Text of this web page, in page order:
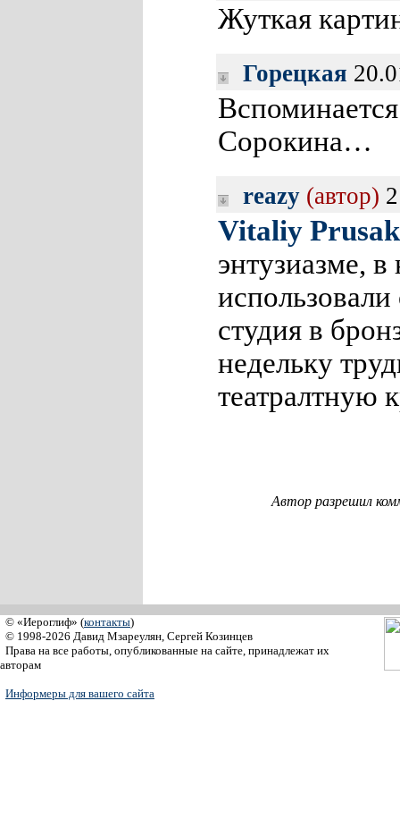
Жуткая
Горецкая
Сорокина…
reazy (автор)
Vitaliy
энтузиазме,
студия в
недельку
театралтную
Автор разрешил
© «Иероглиф» (контакты)
© 1998-2026 Давид Мзареулян, Сергей Козинцев
Права на все работы, опубликованные на сайте, принадлежат их
авторам
Информеры для вашего сайта